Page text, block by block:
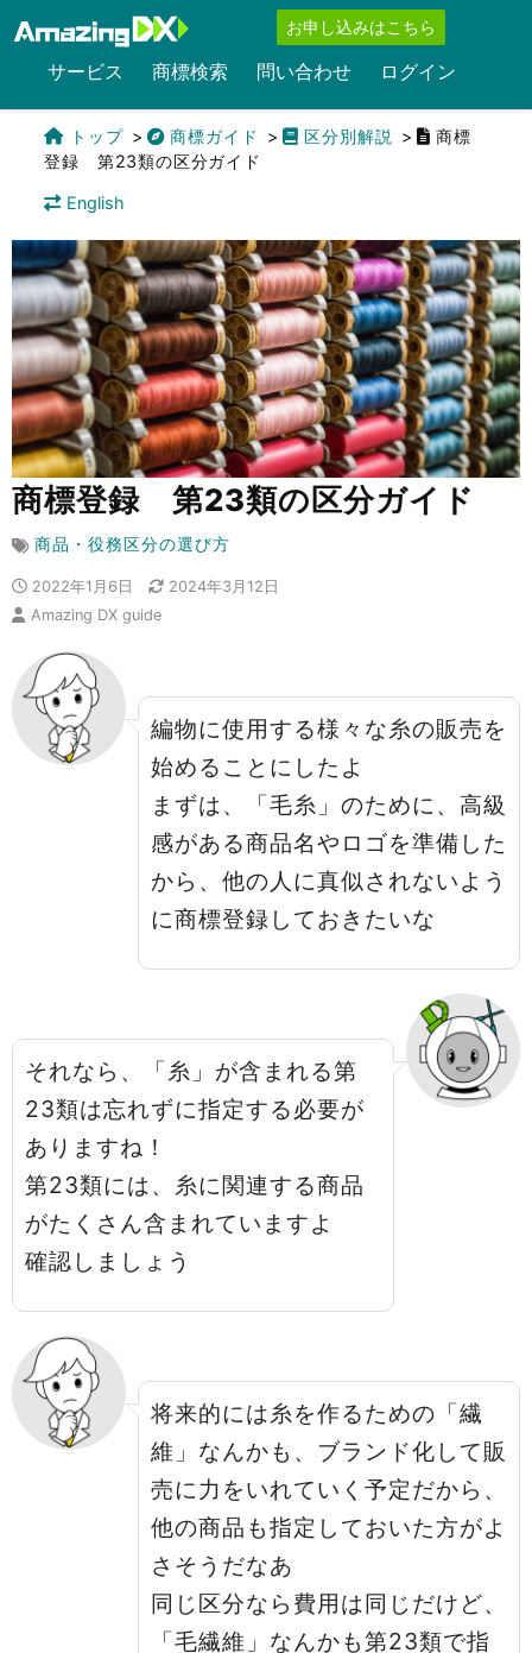
お申し込みはこちら
サービス 商標検索 問い合わせ ログイン
トップ 商標ガイド 区分別解説
商標
登録 第23類の区分ガイド
English
商標登録 第23類の区分ガイド
商品・役務区分の選び方
2022年1月6日
2024年3月12日
Amazing DX guide
編物に使用する様々な糸の販売を
始めることにしたよ
まずは、「毛糸」のために、高級
感がある商品名やロゴを準備した
から、他の人に真似されないよう
に商標登録しておきたいな
それなら、「糸」が含まれる第
23類は忘れずに指定する必要が
ありますね！
第23類には、糸に関連する商品
がたくさん含まれていますよ
確認しましょう
将来的には糸を作るための「繊
維」なんかも、ブランド化して販
売に力をいれていく予定だから、
他の商品も指定しておいた方がよ
さそうだなあ
同じ区分なら費用は同じだけど、
「毛繊維」なんかも第23類で指